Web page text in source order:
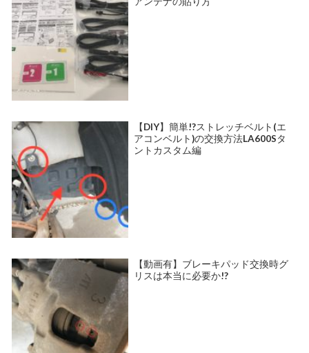
【DIY】簡単!?ストレッチベルト(エ
アコンベルト)の交換方法LA600Sタ
ントカスタム編
【動画有】ブレーキパッド交換時グ
リスは本当に必要か!?